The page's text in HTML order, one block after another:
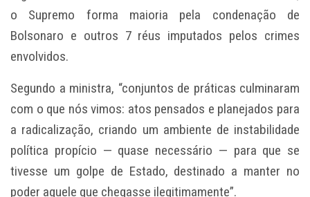
o Supremo forma maioria pela condenação de
Bolsonaro e outros 7 réus imputados pelos crimes
envolvidos.
Segundo a ministra, “conjuntos de práticas culminaram
com o que nós vimos: atos pensados e planejados para
a radicalização, criando um ambiente de instabilidade
política propício — quase necessário — para que se
tivesse um golpe de Estado, destinado a manter no
poder aquele que chegasse ilegitimamente”.